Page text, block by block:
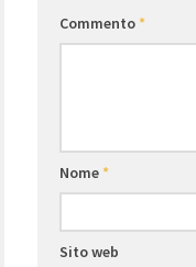
Commento*
Nome*
Sito web